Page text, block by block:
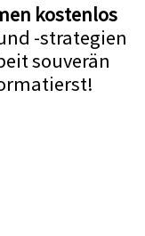
kostenlos
-strategien
souverän